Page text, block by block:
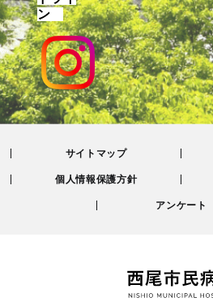
ン
サイトマップ
個人情報保護方針
アンケート